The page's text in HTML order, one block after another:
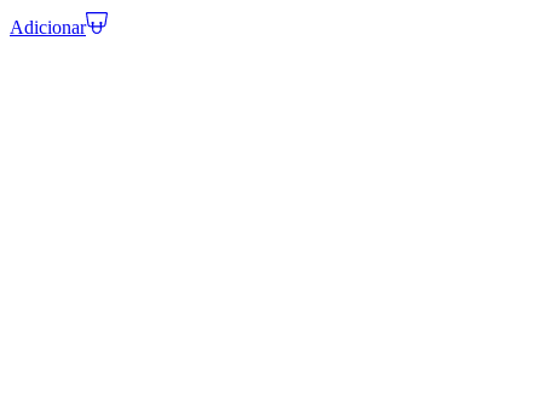
Adicionar